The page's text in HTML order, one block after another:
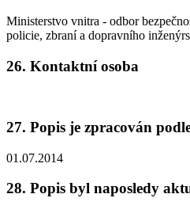
Ministerstvo vnitra - odbor
policie, zbraní a dopravního
26. Kontaktní osoba
27. Popis je zpracován
01.07.2014
28. Popis byl naposledy